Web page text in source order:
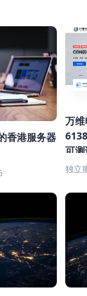
香港服务器
万
可
独立